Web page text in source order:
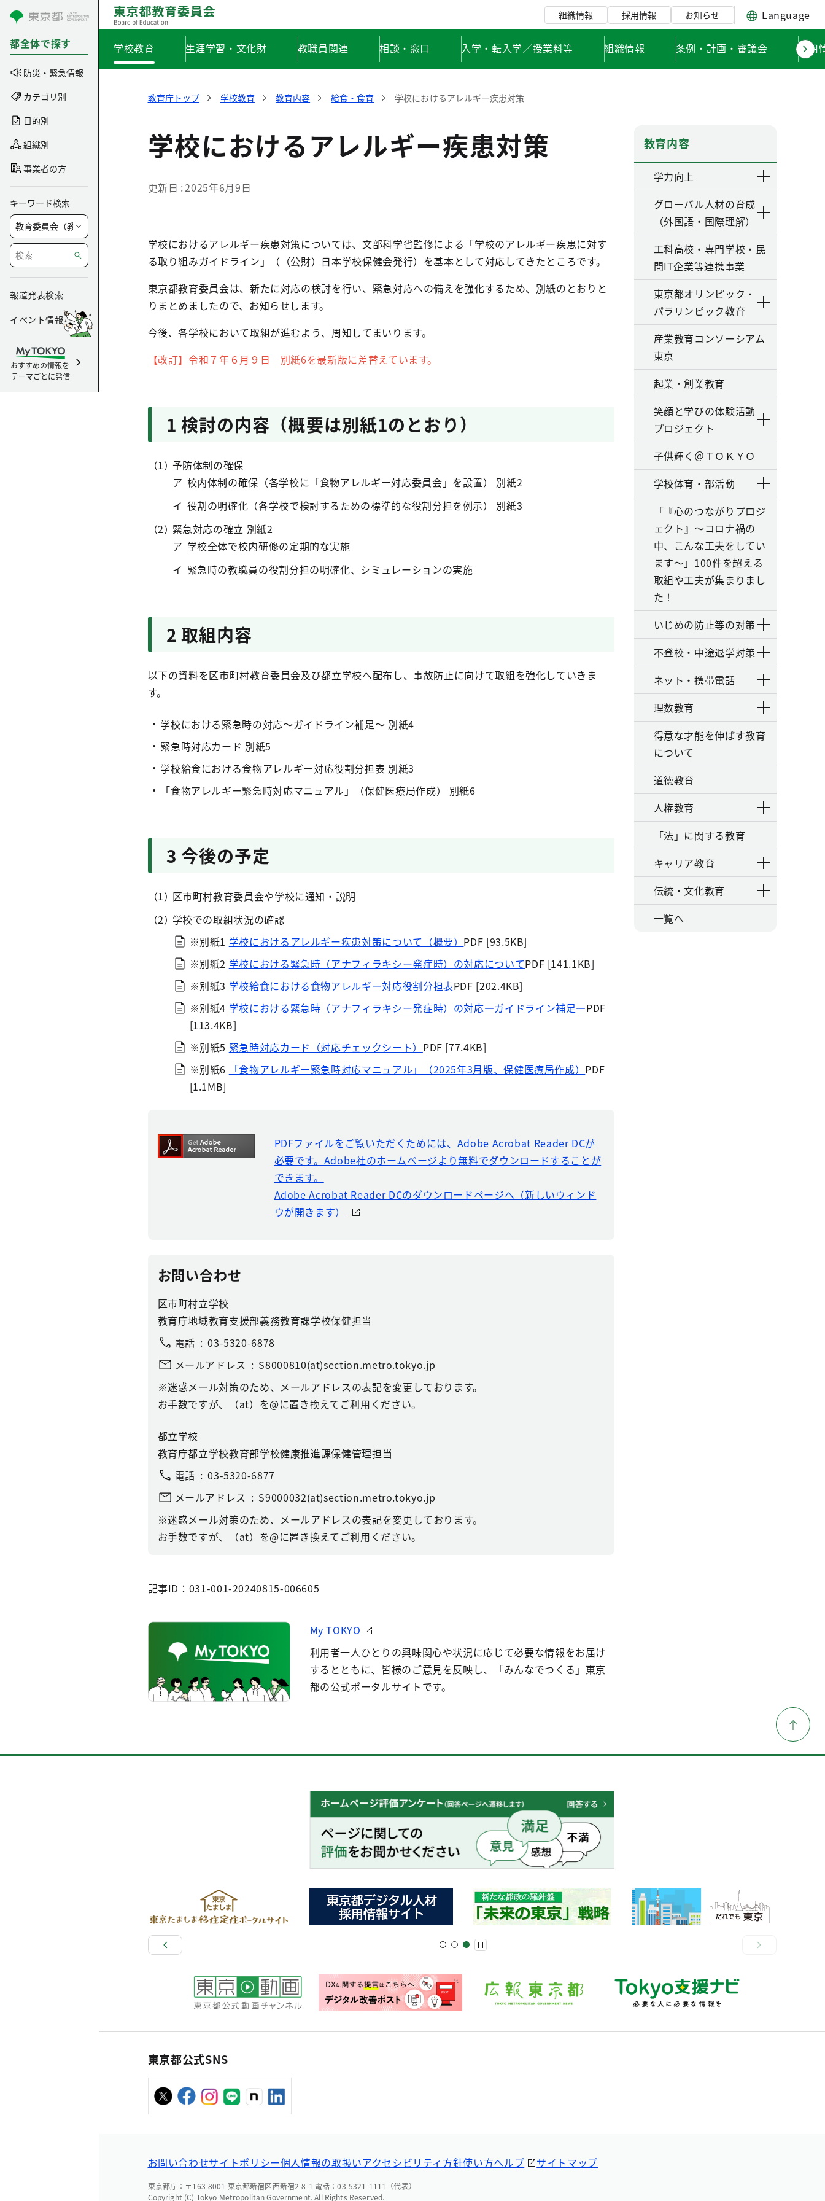
コンテンツにスキップ
都全体で探す
防災・緊急情報
カテゴリ別
目的別
組織別
事業者の方
キーワード検索
報道発表検索
イベント情報
おすすめの情報を
テーマごとに発信
組織情報 採用情報 お知らせ Language
学校教育 生涯学習・文化財 教職員関連 相談・窓口 入学・転入学／授業料等 組織情報 条例・計画・審議会 採用
教育庁トップ 学校教育 教育内容 給食・食育 学校におけるアレルギー疾患対策
学校におけるアレルギー疾患対策
更新日 2025年6月9日
学校におけるアレルギー疾患対策については、文部科学省監修による「学校のアレルギー疾患に対す
る取り組みガイドライン」（（公財）日本学校保健会発行）を基本として対応してきたところです。
東京都教育委員会は、新たに対応の検討を行い、緊急対応への備えを強化するため、別紙のとおりと
りまとめましたので、お知らせします。
今後、各学校において取組が進むよう、周知してまいります。
【改訂】令和７年６月９日 別紙6を最新版に差替えています。
1 検討の内容（概要は別紙1のとおり）
予防体制の確保
校内体制の確保（各学校に「食物アレルギー対応委員会」を設置） 別紙2
役割の明確化（各学校で検討するための標準的な役割分担を例示） 別紙3
緊急対応の確立 別紙2
学校全体で校内研修の定期的な実施
緊急時の教職員の役割分担の明確化、シミュレーションの実施
2 取組内容
以下の資料を区市町村教育委員会及び都立学校へ配布し、事故防止に向けて取組を強化していきま
す。
学校における緊急時の対応～ガイドライン補足～ 別紙4
緊急時対応カード 別紙5
学校給食における食物アレルギー対応役割分担表 別紙3
「食物アレルギー緊急時対応マニュアル」（保健医療局作成） 別紙6
3 今後の予定
区市町村教育委員会や学校に通知・説明
学校での取組状況の確認
※別紙1 学校におけるアレルギー疾患対策について（概要） PDF [93.5KB]
※別紙2 学校における緊急時（アナフィラキシー発症時）の対応についてPDF [141.1KB]
※別紙3 学校給食における食物アレルギー対応役割分担表PDF [202.4KB]
※別紙4 学校における緊急時（アナフィラキシー発症時）の対応―ガイドライン補足―PDF
[113.4KB]
※別紙5 緊急時対応カード（対応チェックシート） PDF [77.4KB]
※別紙6
「食物アレルギー緊急時対応マニュアル」（2025年3月版、保健医療局作成） PDF
[1.1MB]
PDFファイルをご覧いただくためには、Adobe Acrobat Reader DCが
必要です。Adobe社のホームページより無料でダウンロードすることが
できます。
Adobe Acrobat Reader DCのダウンロードページへ（新しいウィンド
ウが開きます）
お問い合わせ
区市町村立学校
教育庁地域教育支援部義務教育課学校保健担当
電話
03-5320-6878
メールアドレス
S8000810(at)section.metro.tokyo.jp
※迷惑メール対策のため、メールアドレスの表記を変更しております。
お手数ですが、（at）を@に置き換えてご利用ください。
都立学校
教育庁都立学校教育部学校健康推進課保健管理担当
電話
03-5320-6877
メールアドレス
S9000032(at)section.metro.tokyo.jp
※迷惑メール対策のため、メールアドレスの表記を変更しております。
お手数ですが、（at）を@に置き換えてご利用ください。
記事ID：031-001-20240815-006605
My TOKYO
利用者一人ひとりの興味関心や状況に応じて必要な情報をお届け
するとともに、皆様のご意見を反映し、「みんなでつくる」東京
都の公式ポータルサイトです。
教育内容
学力向上
グローバル人材の育成
（外国語・国際理解）
工科高校・専門学校・民
間IT企業等連携事業
東京都オリンピック・
パラリンピック教育
産業教育コンソーシアム
東京
起業・創業教育
笑顔と学びの体験活動
プロジェクト
子供輝く＠ＴＯＫＹＯ
学校体育・部活動
「『心のつながりプロジ
ェクト』～コロナ禍の
中、こんな工夫をしてい
ます～」100件を超える
取組や工夫が集まりまし
た！
いじめの防止等の対策
不登校・中途退学対策
ネット・携帯電話
理数教育
得意な才能を伸ばす教育
について
道徳教育
人権教育
「法」に関する教育
キャリア教育
伝統・文化教育
一覧へ
東京都公式SNS
お問い合わせサイトポリシー個人情報の取扱いアクセシビリティ方針使い方ヘルプ サイトマップ
東京都庁：〒163-8001 東京都新宿区西新宿2-8-1 電話：03-5321-1111（代表）
Copyright (C) Tokyo Metropolitan Government. All Rights Reserved.